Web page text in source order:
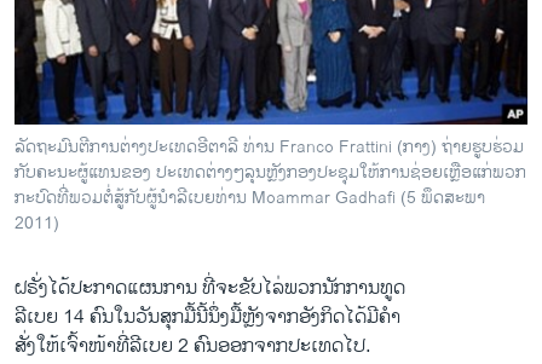
ວິທະຍາສາດ-ເທັກໂນໂລຈີ
ທຸລະກິດ
ພາສາອັງກິດ
ວີດີໂອ
ສຽງ
ລາຍງານ
ຕິດຕາມພວກເຮົາ ທີ່
ລັດຖະມົນຕີການຕ່າງປະເທດອີຕາລີ ທ່ານ Franco Frattini (ກາງ) ຖ່າຍຮູບຮ່ວມ
ກັບຄະນະຜູ້ແທນຂອງ ປະເທດຕ່າງໆລຸນຫຼັງກອງປະຊຸມໃຫ້ການຊ່ອຍເຫຼືອແກ່ພວກ
ກະບົດທີ່ພວມຕໍ່ສູ້ກັບຜູ້ນຳລີເບຍທ່ານ Moammar Gadhafi (5 ພຶດສະພາ
2011)
ຝຣັ່ງໄດ້ປະກາດແຜນການ ທີ່ຈະຂັບໄລ່ພວກນັກການທູດ
ລີເບຍ 14 ຄົນໃນວັນສຸກມື້ນີ້ນຶ່ງມື້ຫຼັງຈາກອັງກິດໄດ້ມີຄຳ
ສັ່ງໃຫ້ເຈົ້າໜ້າທີ່ລີເບຍ 2 ຄົນອອກຈາກປະເທດໄປ.